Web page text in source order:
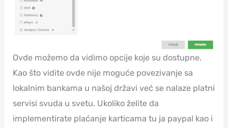
Ovde možemo da vidimo opcije koje su dostupne.
Kao što vidite ovde nije moguće povezivanje sa
lokalnim bankama u našoj državi već se nalaze platni
servisi svuda u svetu. Ukoliko želite da
implementirate plaćanje karticama tu ja paypal kao i